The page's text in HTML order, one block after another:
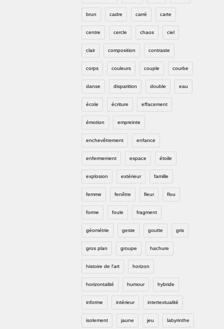
brun cadre carré carte
centre cercle chaos ciel
clair composition contraste
corps couleurs couple courbe
danse disparition double eau
école écriture effacement
émotion empreinte
enchevêtrement enfance
enfermement espace étoile
explosion extérieur famille
femme fenêtre fleur flou
forme foule fragment
géométrie geste goutte gris
gros plan groupe hachure
histoire de l'art horizon
horizontalité humour hybride
informe intérieur intertextualité
isolement jaune jeu labyrinthe